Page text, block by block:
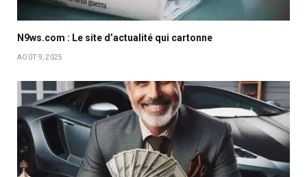
N9ws.com : Le site d’actualité qui cartonne
AOÛT 9, 2025